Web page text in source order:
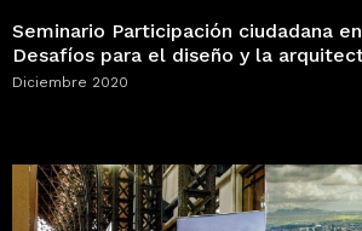
Seminario Participación ciudadana
Desafíos para el diseño y la
Diciembre 2020